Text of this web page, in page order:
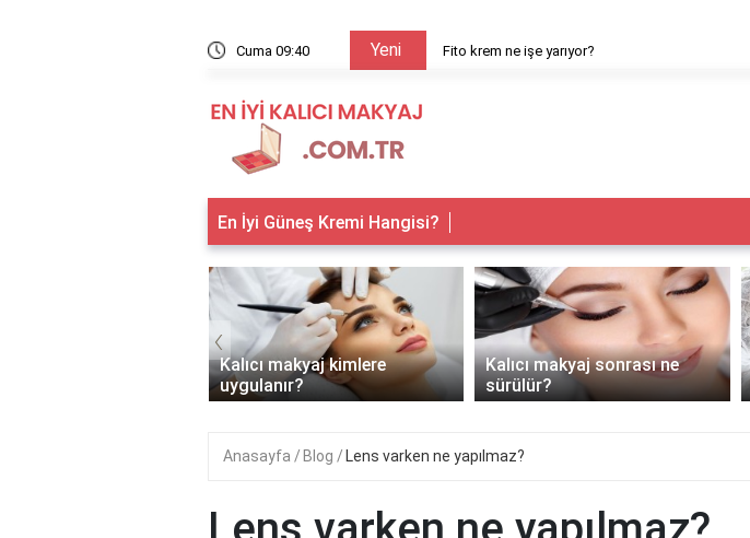
Cuma 09:40 Yeni Ağda yaptıktan sonra yüz yıkanır mı?
En İyi Güneş Kremi Hangisi?
Kalıcı makyaj sonrası ne
sürülür?
Kamuflaj makyaj kalıcı mı?
‹
Anasayfa Blog Lens varken ne yapılmaz?